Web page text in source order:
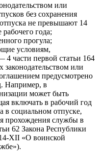
или
без сохранения
не превышают 14
года;
прогула;
условиям,
части первой статьи 164
или
предусмотрено
Например, в
может быть
включать в рабочий год
в социальном отпуске,
прохождения службы в
62 Закона Республики
XII «О воинской